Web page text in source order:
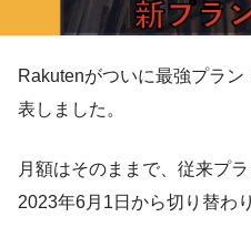
Rakutenがついに最強プラ
表しました。
月額はそのままで、従来プ
2023年6月1日から切り替わ